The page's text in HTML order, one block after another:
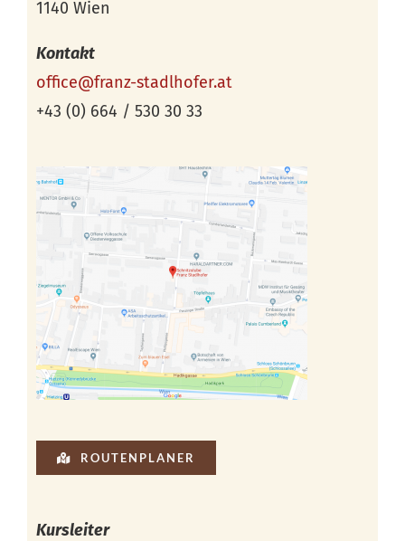
1140 Wien
Kontakt
office@franz-stadlhofer.at
+43 (0) 664 / 530 30 33
ROUTENPLANER
Kursleiter